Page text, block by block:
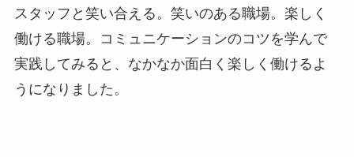
スタッフと笑い合える。笑いのある職場。楽しく
働ける職場。コミュニケーションのコツを学んで
実践してみると、なかなか面白く楽しく働けるよ
うになりました。